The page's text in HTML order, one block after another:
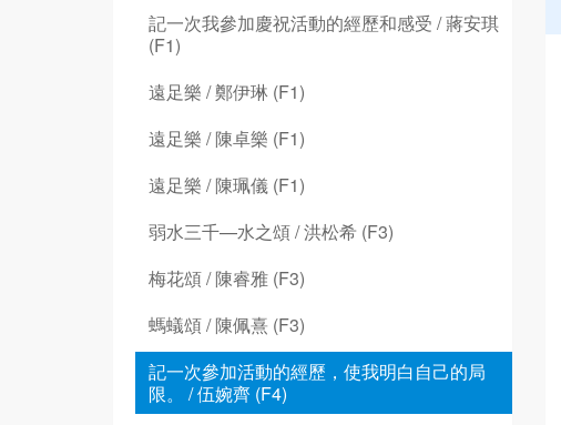
記一次我參加慶祝活動的經歷和感受 / 蔣安琪
(F1)
遠足樂 / 鄭伊琳 (F1)
遠足樂 / 陳卓樂 (F1)
遠足樂 / 陳珮儀 (F1)
弱水三千—水之頌 / 洪松希 (F3)
梅花頌 / 陳睿雅 (F3)
螞蟻頌 / 陳佩熹 (F3)
記一次參加活動的經歷，使我明白自己的局
限。 / 伍婉齊 (F4)